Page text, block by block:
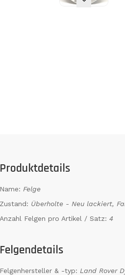
Produktdetails
Name: Felge
Zustand: Überholte - Neu lackiert,
Anzahl Felgen pro Artikel / Satz: 4
Felgendetails
Felgenhersteller & -typ: Land Rover